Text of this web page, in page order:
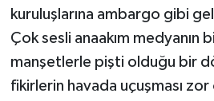
kuruluşlarına ambargo gibi
Çok sesli anaakım medyanın
manşetlerle pişti olduğu bir
fikirlerin havada uçuşması